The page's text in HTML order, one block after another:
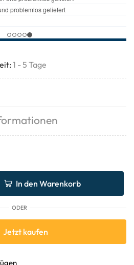
1 - 5 Tage
In den Warenkorb
ODER
Jetzt kaufen